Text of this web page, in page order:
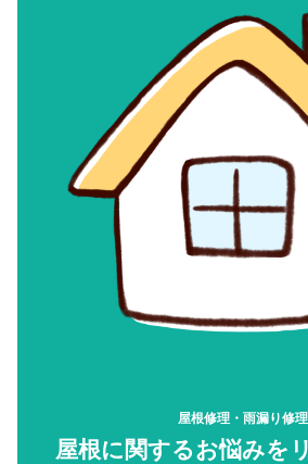
屋根修理・雨漏り修理
屋根に関するお悩みを